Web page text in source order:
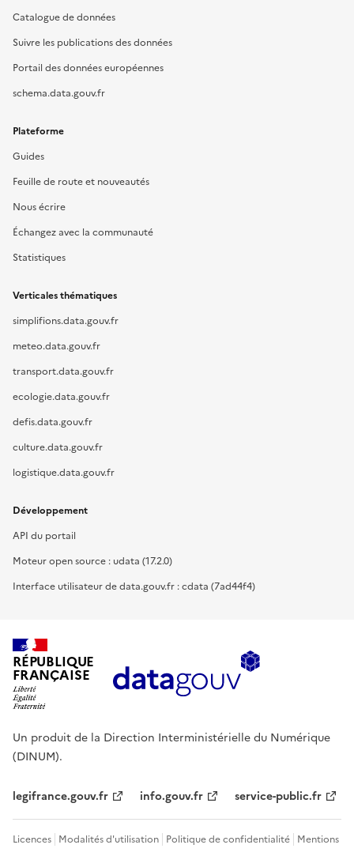
Catalogue de données
Suivre les publications des données
Portail des données européennes
schema.data.gouv.fr
Plateforme
Guides
Feuille de route et nouveautés
Nous écrire
Échangez avec la communauté
Statistiques
Verticales thématiques
simplifions.data.gouv.fr
meteo.data.gouv.fr
transport.data.gouv.fr
ecologie.data.gouv.fr
defis.data.gouv.fr
culture.data.gouv.fr
logistique.data.gouv.fr
Développement
API du portail
Moteur open source : udata (17.2.0)
Interface utilisateur de data.gouv.fr : cdata (7ad44f4)
RÉPUBLIQUE
FRANÇAISE
Un produit de la Direction Interministérielle du Numérique
(DINUM).
legifrance.gouv.fr info.gouv.fr service-public.fr
Licences Modalités d'utilisation Politique de confidentialité Mentions